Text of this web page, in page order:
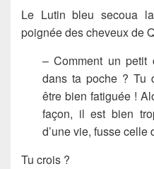
Le Lutin bleu secoua
poignée des cheveux de
– Comment un petit
dans ta poche ? Tu
être bien fatiguée !
façon, il est bien
d’une vie, fusse celle
Tu crois ?